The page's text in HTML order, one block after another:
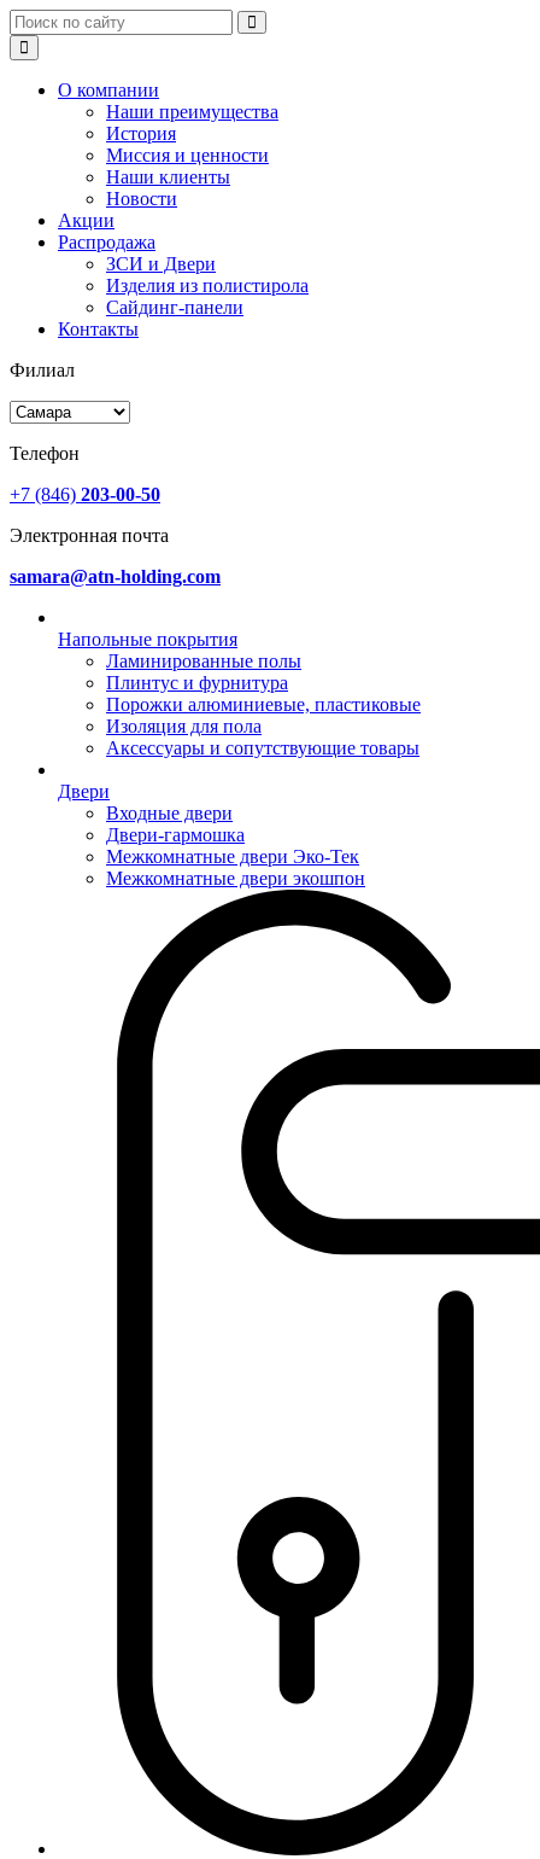
О компании
Наши преимущества
История
Миссия и ценности
Наши клиенты
Новости
Акции
Распродажа
ЗСИ и Двери
Изделия из полистирола
Сайдинг-панели
Контакты
Филиал
Телефон
+7 (846) 203-00-50
Электронная почта
samara@atn-holding.com
Напольные покрытия
Ламинированные полы
Плинтус и фурнитура
Порожки алюминиевые, пластиковые
Изоляция для пола
Аксессуары и сопутствующие товары
Двери
Входные двери
Двери-гармошка
Межкомнатные двери Эко-Тек
Межкомнатные двери экошпон